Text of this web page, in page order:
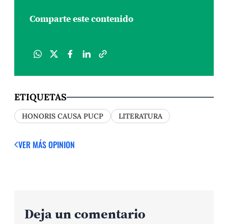
Comparte este contenido
ETIQUETAS
HONORIS CAUSA PUCP LITERATURA
VER MÁS OPINION
Deja un comentario